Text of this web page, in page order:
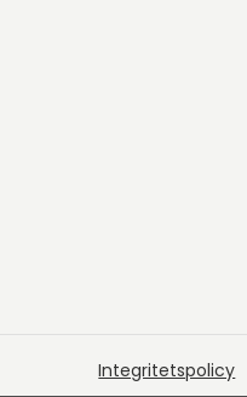
Integritetspolicy